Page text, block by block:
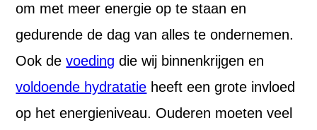
om met meer energie op te staan en
gedurende de dag van alles te ondernemen.
Ook devoeding die wij binnenkrijgen en
voldoende hydratatie heeft een grote invloed
op het energieniveau. Ouderen moeten veel